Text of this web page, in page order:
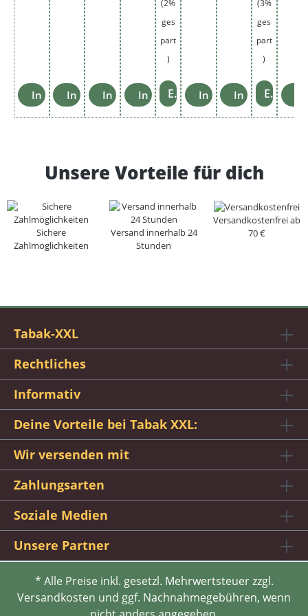
In den Warenkorb
In den Warenkorb
In den Warenkorb
In den Warenkorb
(2%
ges
part
)
Einzelheiten In den Warenkorb
In den
(3%
ges
part
)
Einzelheiten
Unsere Vorteile für dich
Sichere
Zahlmöglichkeiten
Versand innerhalb 24
Stunden
Versandkostenfrei ab
70 €
Tabak-XXL
Rechtliches
Informativ
Deine Vorteile bei Tabak XXL:
Wir versenden mit
Zahlungsarten
Soziale Medien
Unsere Partner
* Alle Preise inkl. gesetzl. Mehrwertsteuer zzgl.
Versandkosten und ggf. Nachnahmegebühren, wenn